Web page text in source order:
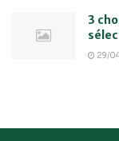
3
29/